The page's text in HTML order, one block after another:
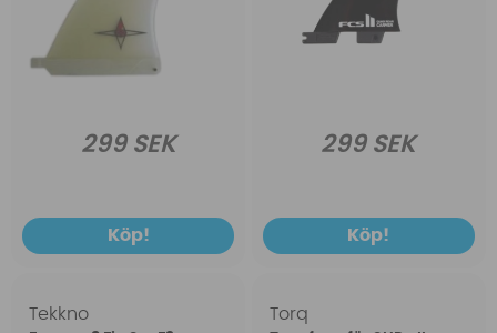
299 SEK
Köp!
299 SEK
Köp!
Tekkno Torq